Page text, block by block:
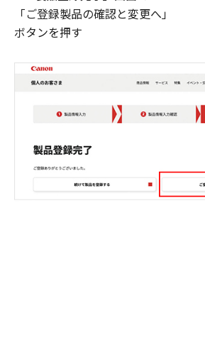
「ご登録製品の確認と変更へ」
ボタンを押す